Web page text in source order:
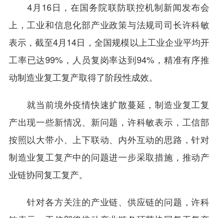
4月16日，在国务院联防联控机制新闻发布会
上，工业和信息化部产业政策与法规司司长许科敏
表示，截至4月14日，全国规模以上工业企业平均开
工率已达99%，人员复岗率达到94%，精准有序推
动制造业复工复产取得了阶段性成效。
就当前境外疫情快速扩散蔓延，制造业复工复
产出现一些新情况、新问题，许科敏表示，工信部
按照以大带小、上下联动、内外互动的思路，针对
制造业复工复产中的问题进一步采取措施，推动产
业链协同复工复产。
针对各方关注的产业链、供应链的问题，许科